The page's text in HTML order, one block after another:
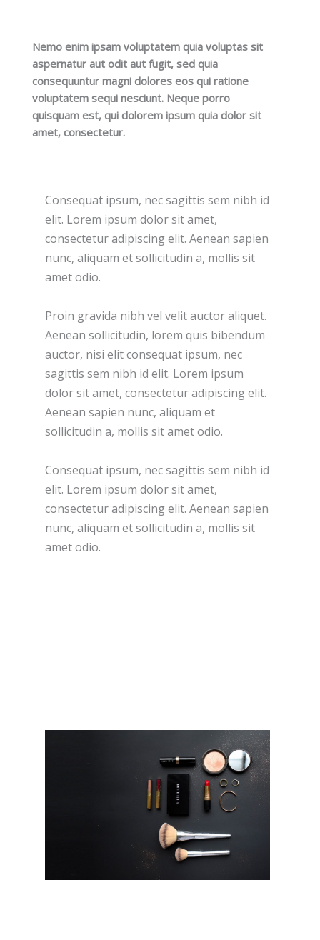
Nemo enim ipsam voluptatem quia voluptas sit
aspernatur aut odit aut fugit, sed quia
consequuntur magni dolores eos qui ratione
voluptatem sequi nesciunt. Neque porro
quisquam est, qui dolorem ipsum quia dolor sit
amet, consectetur.
Consequat ipsum, nec sagittis sem nibh id
elit. Lorem ipsum dolor sit amet,
consectetur adipiscing elit. Aenean sapien
nunc, aliquam et sollicitudin a, mollis sit
amet odio.
Proin gravida nibh vel velit auctor aliquet.
Aenean sollicitudin, lorem quis bibendum
auctor, nisi elit consequat ipsum, nec
sagittis sem nibh id elit. Lorem ipsum
dolor sit amet, consectetur adipiscing elit.
Aenean sapien nunc, aliquam et
sollicitudin a, mollis sit amet odio.
Consequat ipsum, nec sagittis sem nibh id
elit. Lorem ipsum dolor sit amet,
consectetur adipiscing elit. Aenean sapien
nunc, aliquam et sollicitudin a, mollis sit
amet odio.